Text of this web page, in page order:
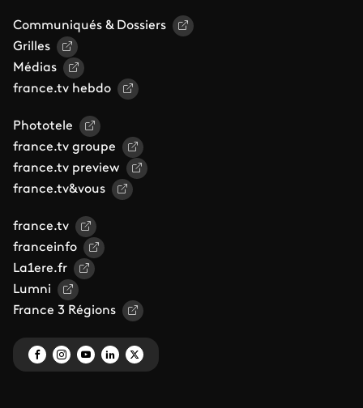
Communiqués & Dossiers
Grilles
Médias
france.tv hebdo
Phototele
france.tv groupe
france.tv preview
france.tv&vous
france.tv
franceinfo
La1ere.fr
Lumni
France 3 Régions